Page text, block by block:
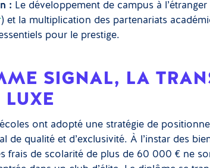
: Le développement de campus à
) et la multiplication des partenariats
pour le prestige.
SIGNAL, LA
ont adopté une stratégie de
de qualité et d’exclusivité. À l’instar des
frais de scolarité de plus de 60 000 € ne